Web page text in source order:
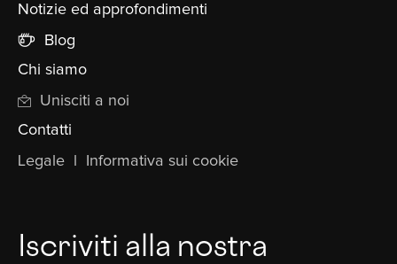
Notizie ed approfondimenti
Blog
Chi siamo
Unisciti a noi
Contatti
Legale
Informativa sui cookie
Iscriviti alla nostra